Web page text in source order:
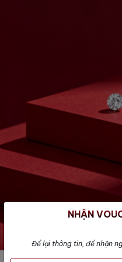
NHẬN
Để lại thông tin, để nhận